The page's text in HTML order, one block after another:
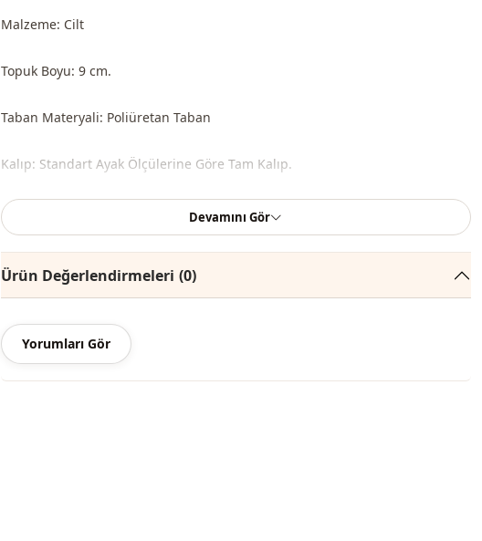
Malzeme: Cilt
Topuk Boyu: 9 cm.
Taban Materyali: Poliüretan Taban
Kalıp: Standart Ayak Ölçülerine Göre Tam Kalıp.
Devamını Gör
Ürün Değerlendirmeleri (0)
Yorumları Gör